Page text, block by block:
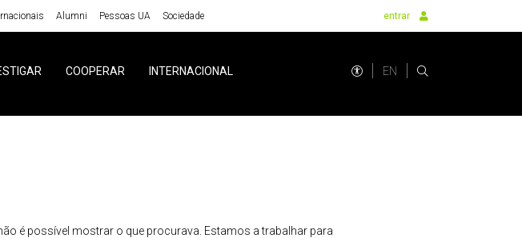
Alumni Pessoas UA Sociedade entrar
COOPERAR INTERNACIONAL EN
é possível mostrar o que procurava. Estamos a trabalhar para